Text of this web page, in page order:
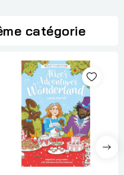
catégorie